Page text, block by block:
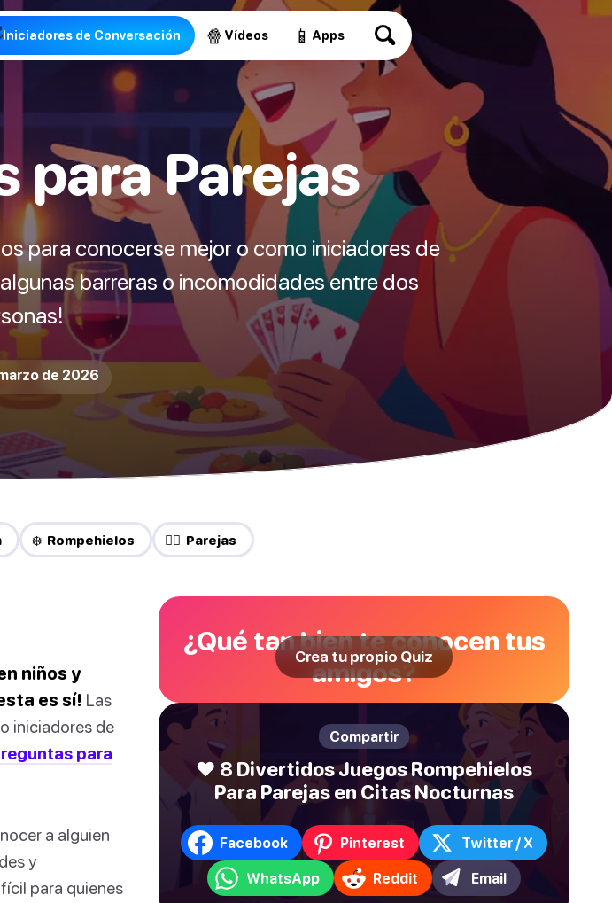
Iniciadores de Conversación 🍿 Vídeos 📱 Apps
para Parejas
para conocerse mejor o como iniciadores de
barreras o incomodidades entre dos
de 2026
❄️ Rompehielos ❤️‍🔥 Parejas
niños y
es sí! Las
iniciadores de
para
a alguien
y
para quienes
¿Qué tan bien te conocen tus
amigos?
Crea tu propio Quiz
Compartir
❤️ 8 Divertidos Juegos Rompehielos
Para Parejas en Citas Nocturnas
Facebook Pinterest Twitter / X
WhatsApp Reddit Email